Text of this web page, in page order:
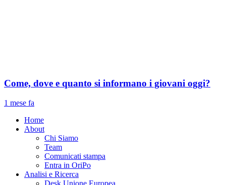
Come, dove e quanto si informano i giovani oggi?
1 mese fa
Home
About
Chi Siamo
Team
Comunicati stampa
Entra in OriPo
Analisi e Ricerca
Desk Unione Europea